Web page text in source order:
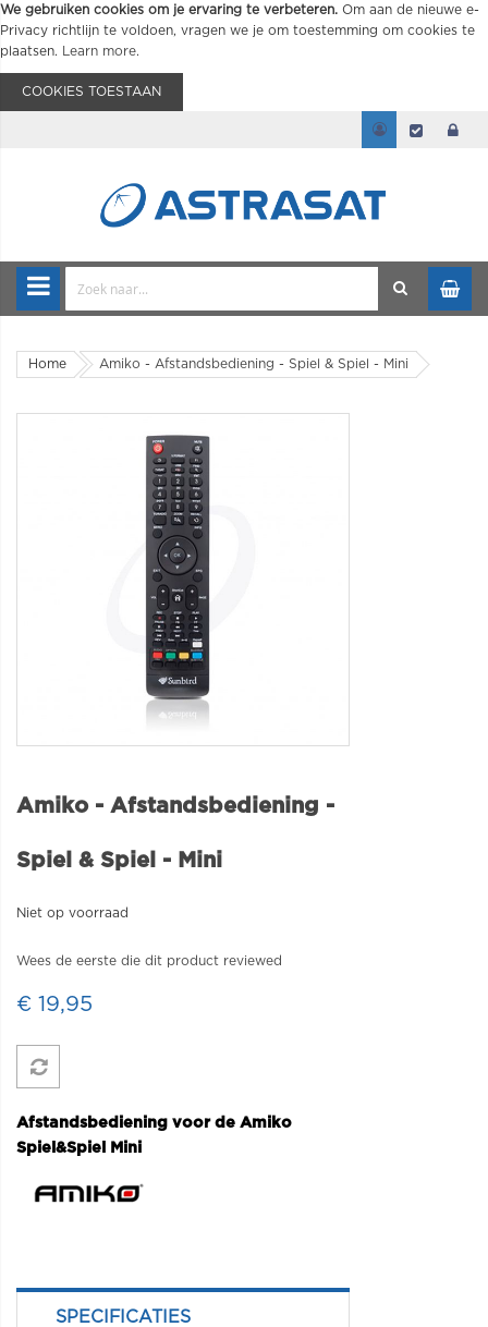
We gebruiken cookies om je ervaring te verbeteren. Om aan de nieuwe e-
Privacy richtlijn te voldoen, vragen we je om toestemming om cookies te
plaatsen.
Learn more.
COOKIES TOESTAAN
Home Amiko - Afstandsbediening - Spiel & Spiel - Mini
Amiko - Afstandsbediening -
Spiel & Spiel - Mini
Niet op voorraad
Wees de eerste die dit product reviewed
€ 19,95
Afstandsbediening voor de Amiko
Spiel&Spiel Mini
SPECIFICATIES